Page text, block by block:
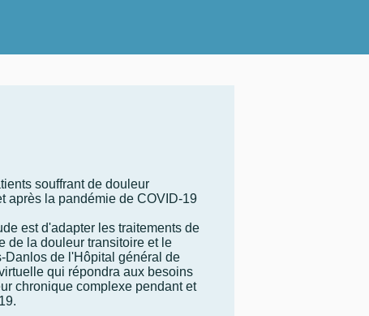
souffrant de douleur
après la pandémie de COVID-19
est d'adapter les traitements de
de la douleur transitoire et le
de l'Hôpital général de
qui répondra aux besoins
chronique complexe pendant et